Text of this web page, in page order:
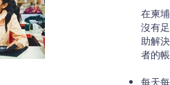
在柬
沒有
助解
者的
每天